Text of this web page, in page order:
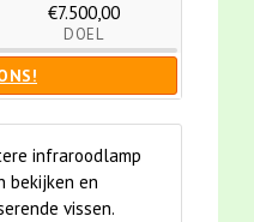
€7.500,00
DOEL
infraroodlamp
bekijken en
vissen.